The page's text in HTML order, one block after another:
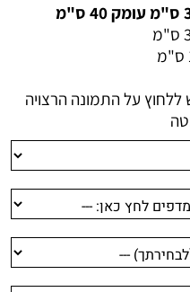
ללחוץ על התמונה הרצויה